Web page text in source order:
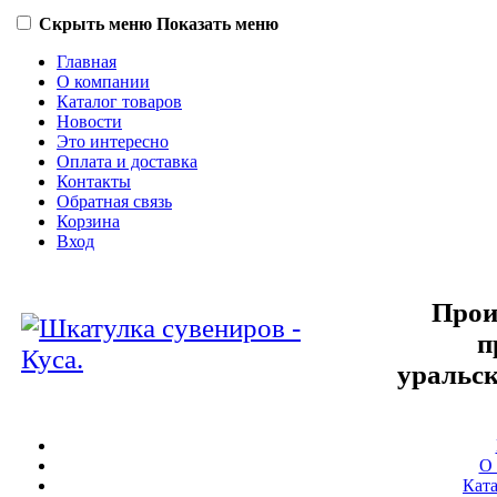
Скрыть меню Показать меню
Главная
О компании
Каталог товаров
Новости
Это интересно
Оплата и доставка
Контакты
Обратная связь
Корзина
Вход
О